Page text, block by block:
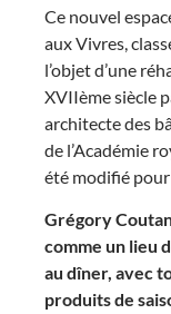
Ce nouvel
aux Vivres,
l’objet d’une
XVIIème siècle
architecte des
de l’Académie
été modifié
Grégory
comme un lieu
au dîner, avec
produits de